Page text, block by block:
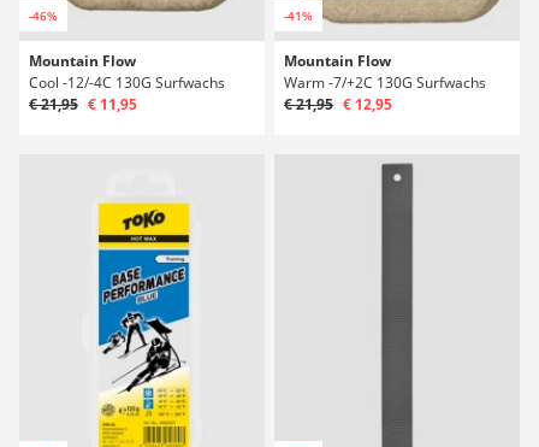
-46%
Mountain Flow
Cool -12/-4C 130G Surfwachs
€ 21,95 € 11,95
-41%
Mountain Flow
Warm -7/+2C 130G Surfwachs
€ 21,95 € 12,95